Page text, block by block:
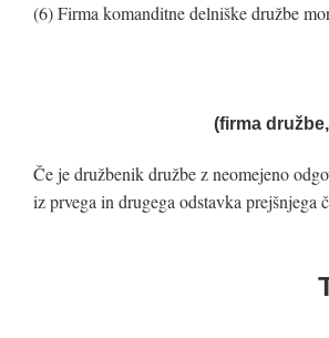
(6) Firma komanditne delniške družbe
(firma
Če je družbenik družbe z neomejeno
iz prvega in drugega odstavka